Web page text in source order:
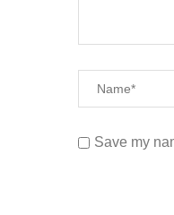
Save my